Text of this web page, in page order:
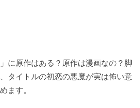
に原作はある？原作は漫画なの？脚
タイトルの初恋の悪魔が実は怖い意
ます。